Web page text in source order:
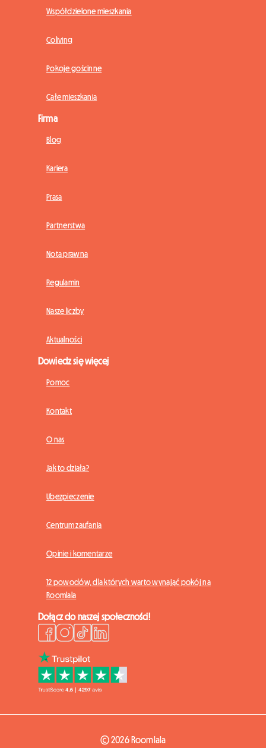
Współdzielone mieszkania
Coliving
Pokoje gościnne
Całe mieszkania
Firma
Blog
Kariera
Prasa
Partnerstwa
Nota prawna
Regulamin
Nasze liczby
Aktualności
Dowiedz się więcej
Pomoc
Kontakt
O nas
Jak to działa?
Ubezpieczenie
Centrum zaufania
Opinie i komentarze
12 powodów, dla których warto wynająć pokój na
Roomlala
Dołącz do naszej społeczności!
© 2026 Roomlala